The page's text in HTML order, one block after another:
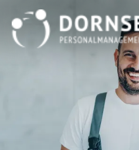
Für Arbeitnehmer
Für Unternehmen